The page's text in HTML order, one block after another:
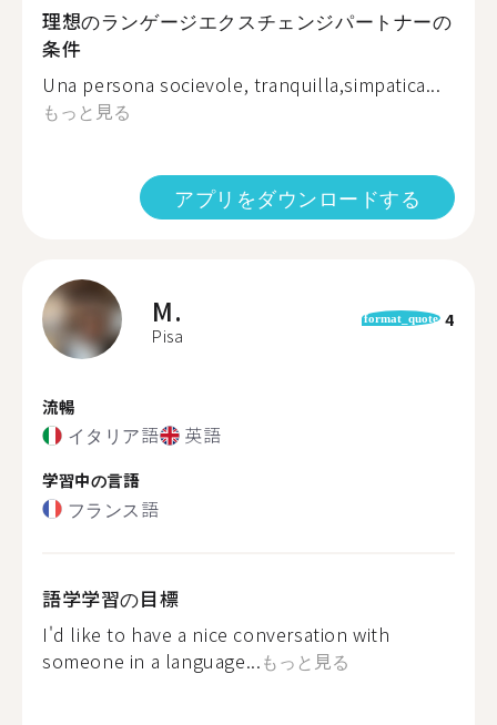
理想のランゲージエクスチェンジパートナーの
条件
Una persona socievole, tranquilla,simpatica...
もっと見る
アプリをダウンロードする
M.
Pisa
format_quote 4
流暢
イタリア語 英語
学習中の言語
フランス語
語学学習の目標
I'd like to have a nice conversation with
someone in a language...もっと見る